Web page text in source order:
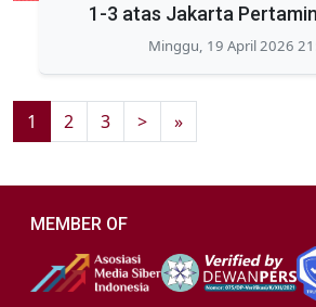
1-3 atas Jakarta
Minggu, 19 April 2026
1 2 3 > »
MEMBER OF